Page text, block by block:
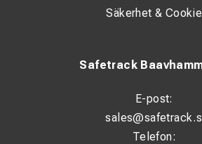
Safetrack
E-post:
Telefon:
Säkerhet &